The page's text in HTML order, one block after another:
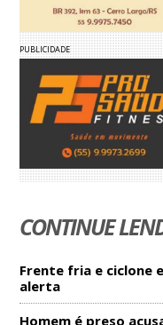
PUBLICIDADE
CONTINUE
Frente fria e ciclone
alerta
Homem é preso